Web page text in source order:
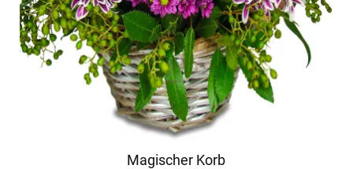
Magischer Korb